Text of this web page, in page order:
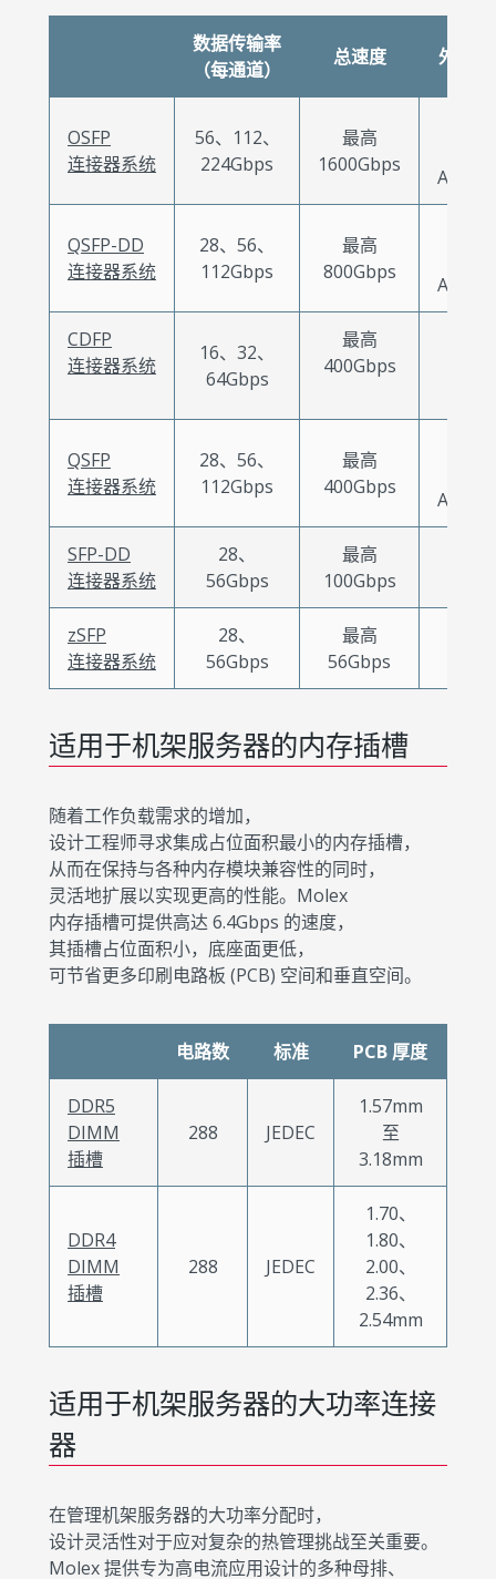
数据传输率
（每通道）
总速度 外部电
OSFP
连接器系统
56、112、
224Gbps
最高
1600Gbps
ACC/
QSFP-DD
连接器系统
28、56、
112Gbps
最高
800Gbps
ACC/
CDFP
连接器系统
16、32、
64Gbps
最高
400Gbps
QSFP
连接器系统
28、56、
112Gbps
最高
400Gbps
ACC/
SFP-DD
连接器系统
28、
56Gbps
最高
100Gbps
zSFP
连接器系统
28、
56Gbps
最高
56Gbps
适用于机架服务器的内存插槽
随着工作负载需求的增加，
设计工程师寻求集成占位面积最小的内存插槽，
从而在保持与各种内存模块兼容性的同时，
灵活地扩展以实现更高的性能。Molex
内存插槽可提供高达 6.4Gbps 的速度，
其插槽占位面积小，底座面更低，
可节省更多印刷电路板 (PCB) 空间和垂直空间。
电路数 标准 PCB 厚度
DDR5
DIMM
插槽
288 JEDEC
1.57mm
至
3.18mm
DDR4
DIMM
插槽
288 JEDEC
1.70、
1.80、
2.00、
2.36、
2.54mm
适用于机架服务器的大功率连接
器
在管理机架服务器的大功率分配时，
设计灵活性对于应对复杂的热管理挑战至关重要。
Molex 提供专为高电流应用设计的多种母排、